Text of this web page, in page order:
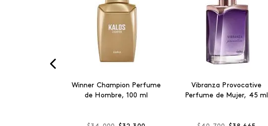
Winner Champion Perfume
de Hombre, 100 ml
Vibranza Provocative
Perfume de Mujer, 45 ml